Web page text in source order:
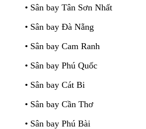
• Sân bay Tân Sơn Nhất
• Sân bay Đà Nẵng
• Sân bay Cam Ranh
• Sân bay Phú Quốc
• Sân bay Cát Bi
• Sân bay Cần Thơ
• Sân bay Phú Bài